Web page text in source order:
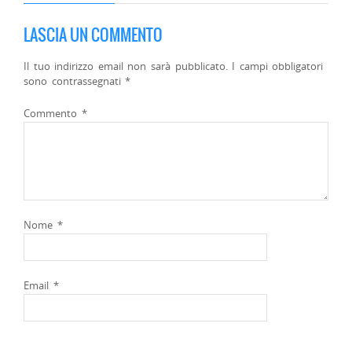
LASCIA UN COMMENTO
Il tuo indirizzo email non sarà pubblicato. I campi obbligatori
sono contrassegnati*
Commento *
Nome *
Email *